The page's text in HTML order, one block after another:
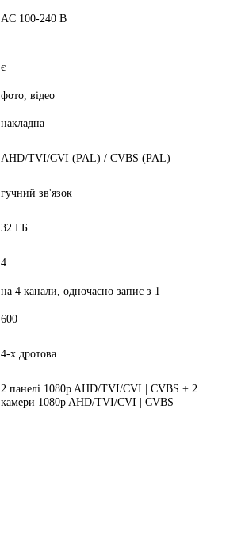
AC 100-240 В
є
фото, відео
накладна
AHD/TVI/CVI (PAL) / CVBS (PAL)
гучний зв'язок
32 ГБ
4
на 4 канали, одночасно запис з 1
600
4-х дротова
2 панелі 1080p AHD/TVI/CVI | CVBS + 2
камери 1080p AHD/TVI/CVI | CVBS